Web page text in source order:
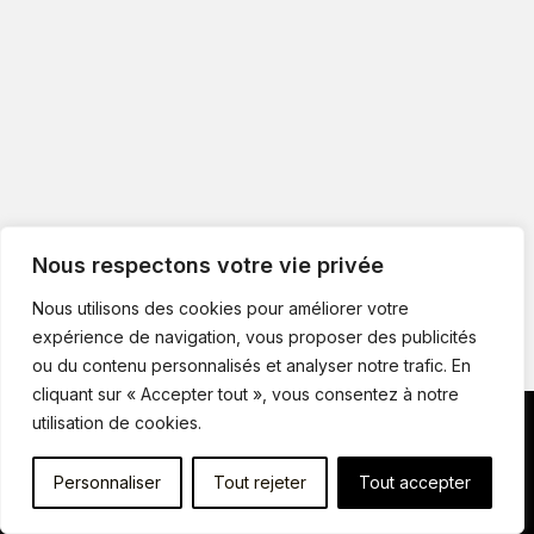
Nous respectons votre vie privée
Nous utilisons des cookies pour améliorer votre
expérience de navigation, vous proposer des publicités
ou du contenu personnalisés et analyser notre trafic. En
cliquant sur « Accepter tout », vous consentez à notre
utilisation de cookies.
Personnaliser Tout rejeter Tout accepter
Copyright © 2026 Installation Tabac Buraliste sécurité |
Politique de confidentialité